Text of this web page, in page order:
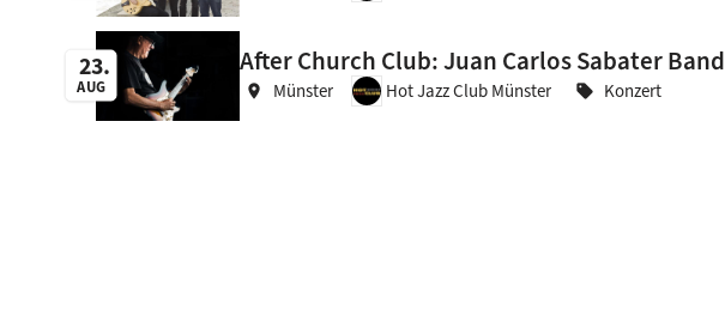
23
AUG
After Church Club: Juan Carlos Sabater Band
location_on Münster Hot Jazz Club Münster sell Konzert